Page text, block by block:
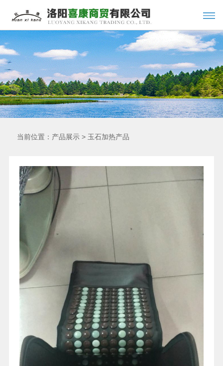
当前位置： 产品展示 > 玉石加热产品